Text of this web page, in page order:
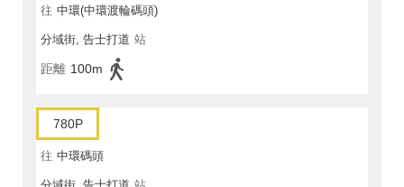
往 中環(中環渡輪碼頭)
分域街, 告士打道 站
距離 100m
780P
往 中環碼頭